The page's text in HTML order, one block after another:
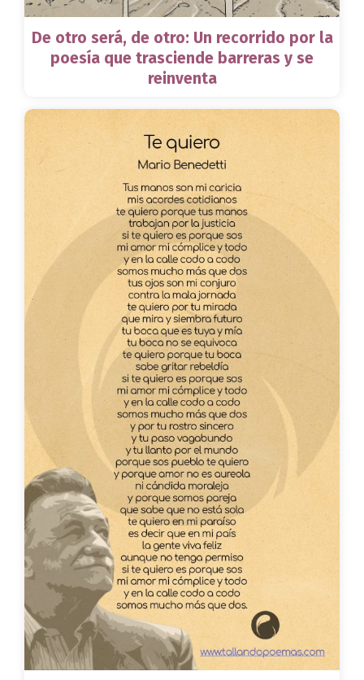
De otro será, de otro: Un recorrido por la
poesía que trasciende barreras y se
reinventa